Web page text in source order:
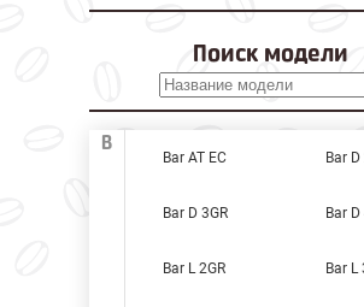
Поиск модели
B
Bar AT EC Bar D
Bar D 3GR Bar D
Bar L 2GR Bar L